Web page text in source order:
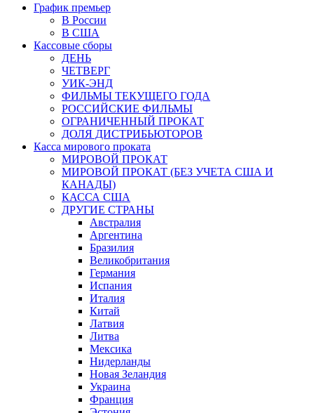
График премьер
В России
В США
Кассовые сборы
ДЕНЬ
ЧЕТВЕРГ
УИК-ЭНД
ФИЛЬМЫ ТЕКУЩЕГО ГОДА
РОССИЙСКИЕ ФИЛЬМЫ
ОГРАНИЧЕННЫЙ ПРОКАТ
ДОЛЯ ДИСТРИБЬЮТОРОВ
Касса мирового проката
МИРОВОЙ ПРОКАТ
МИРОВОЙ ПРОКАТ (БЕЗ УЧЕТА США И
КАНАДЫ)
КАССА США
ДРУГИЕ СТРАНЫ
Австралия
Аргентина
Бразилия
Великобритания
Германия
Испания
Италия
Китай
Латвия
Литва
Мексика
Нидерланды
Новая Зеландия
Украина
Франция